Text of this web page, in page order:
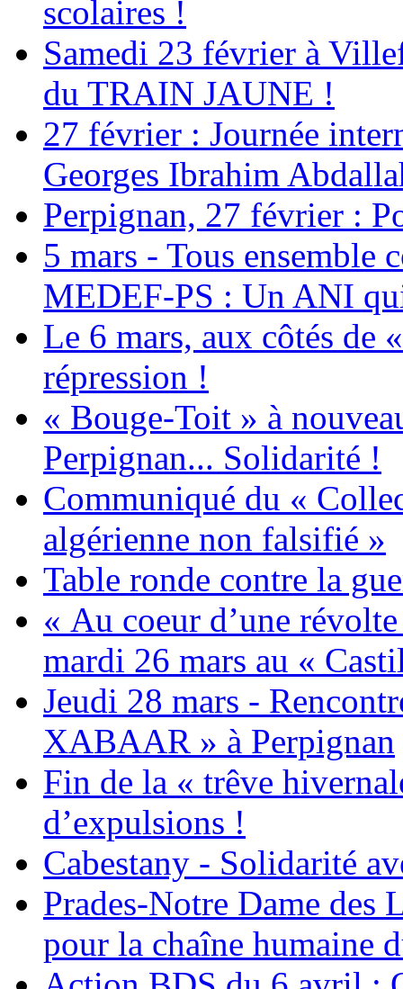
scolaires !
Samedi 23 février à
du TRAIN JAUNE !
27 février : Journée
Georges Ibrahim
Perpignan, 27 février :
5 mars - Tous ensemble
MEDEF-PS : Un ANI
Le 6 mars, aux côtés de
répression !
« Bouge-Toit » à
Perpignan... Solidarité !
Communiqué du «
algérienne non falsifié »
Table ronde contre la
« Au coeur d’une
mardi 26 mars au «
Jeudi 28 mars -
XABAAR » à Perpignan
Fin de la « trêve
d’expulsions !
Cabestany - Solidarité
Prades-Notre Dame des
pour la chaîne humaine